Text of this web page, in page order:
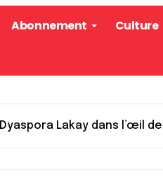
Abonnement Culture
Dyaspora Lakay dans l’œil de